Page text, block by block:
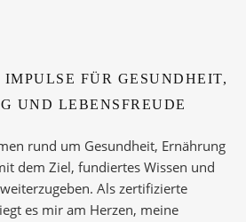
FÜR GESUNDHEIT,
UND LEBENSFREUDE
rund um Gesundheit, Ernährung
dem Ziel, fundiertes Wissen und
Als zertifizierte
es mir am Herzen, meine